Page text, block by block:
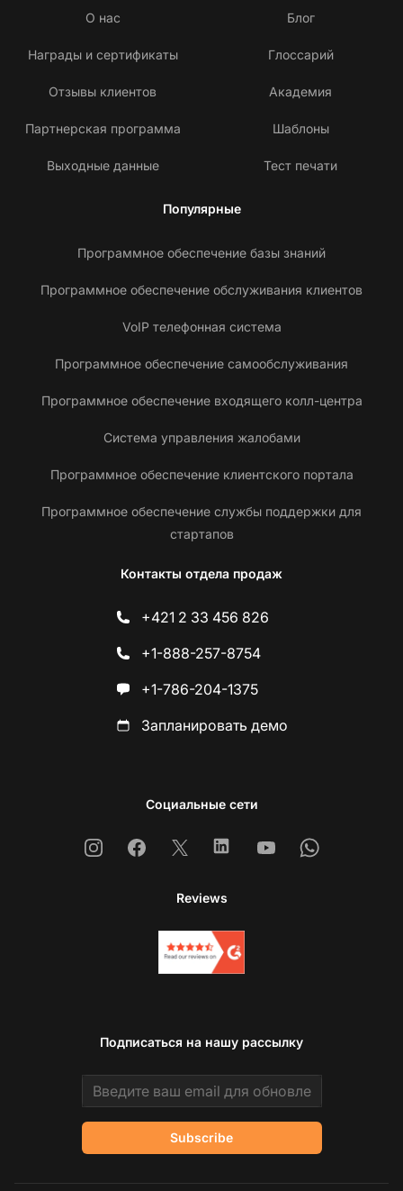
О нас
Награды и сертификаты
Отзывы клиентов
Партнерская программа
Выходные данные
Блог
Глоссарий
Академия
Шаблоны
Тест печати
Популярные
Программное обеспечение базы знаний
Программное обеспечение обслуживания клиентов
VoIP телефонная система
Программное обеспечение самообслуживания
Программное обеспечение входящего колл-центра
Система управления жалобами
Программное обеспечение клиентского портала
Программное обеспечение службы поддержки для
стартапов
Контакты отдела продаж
+421 2 33 456 826
+1-888-257-8754
+1-786-204-1375
Запланировать демо
Социальные сети
InstagramFacebook
X LinkedinYoutubeWhatsapp
Reviews
Подписаться на нашу рассылку
Email address
Subscribe